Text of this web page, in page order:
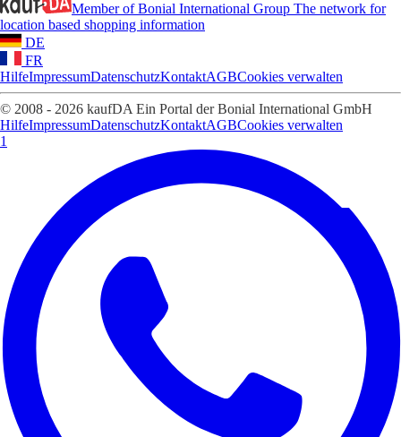
Member of Bonial International Group The network for
location based shopping information
DE
FR
HilfeImpressumDatenschutzKontaktAGBCookies verwalten
© 2008 - 2026 kaufDA Ein Portal der Bonial International GmbH
HilfeImpressumDatenschutzKontaktAGBCookies verwalten
1